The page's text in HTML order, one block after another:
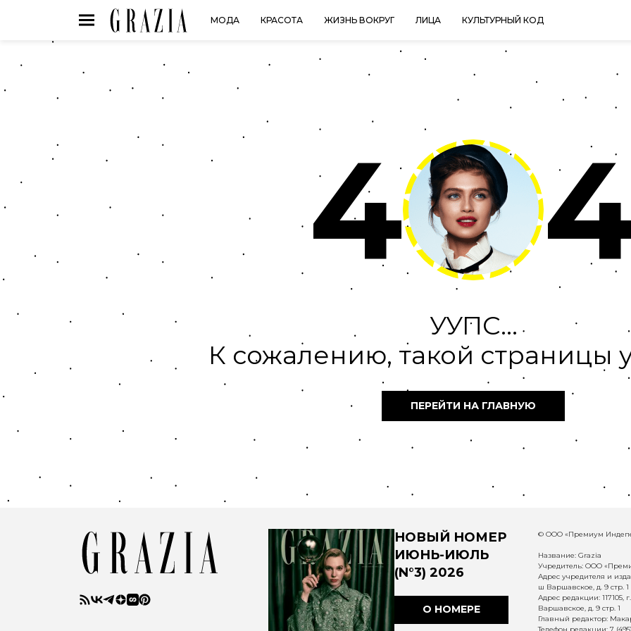
МОДА КРАСОТА ЖИЗНЬ ВОКРУГ ЛИЦА КУЛЬТУРНЫЙ КОД
4
УУПС...
К сожалению, такой страницы
ПЕРЕЙТИ НА ГЛАВНУЮ
НОВЫЙ НОМЕР
ИЮНЬ-ИЮЛЬ
(N°3) 2026
О НОМЕРЕ
© ООО «Премиум
Название: Grazia
Учредитель: ООО
Адрес учредителя и
ш Варшавское, д. 9 стр. 1
Адрес редакции:
Варшавское, д. 9 стр. 1
Главный редактор: